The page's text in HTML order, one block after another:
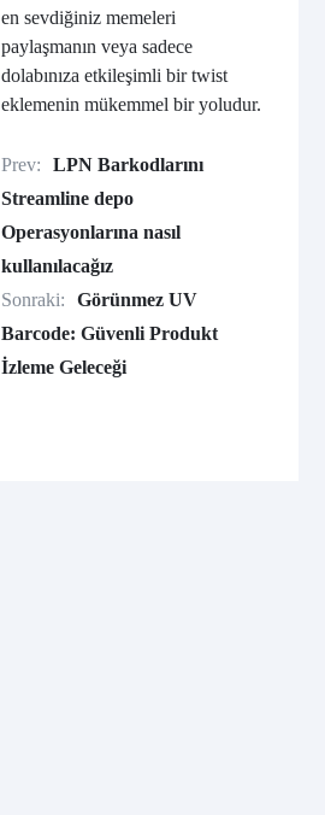
en sevdiğiniz memeleri
paylaşmanın veya sadece
dolabınıza etkileşimli bir twist
eklemenin mükemmel bir yoludur.
Prev:
LPN Barkodlarını
Streamline depo
Operasyonlarına nasıl
kullanılacağız
Sonraki:
Görünmez UV
Barcode: Güvenli Produkt
İzleme Geleceği